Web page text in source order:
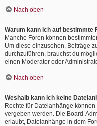
Nach oben
Warum kann ich auf bestimmte
Manche Foren können
Um diese einzusehen, Beiträge
durchzuführen, brauchst du
einen Moderator oder
Nach oben
Weshalb kann ich keine
Rechte für Dateianhänge
vergeben werden. Die Board-
erlaubt, Dateianhänge in dem